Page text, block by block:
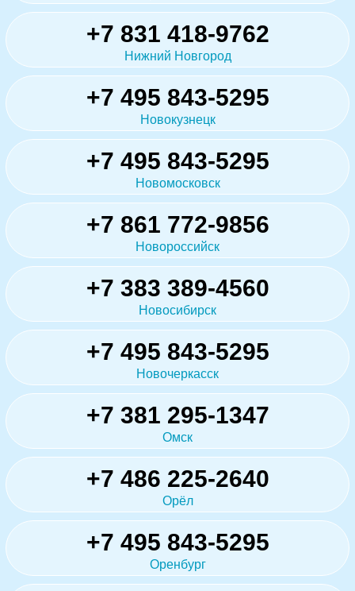
+7 831 418-9762
Нижний Новгород
+7 495 843-5295
Новокузнецк
+7 495 843-5295
Новомосковск
+7 861 772-9856
Новороссийск
+7 383 389-4560
Новосибирск
+7 495 843-5295
Новочеркасск
+7 381 295-1347
Омск
+7 486 225-2640
Орёл
+7 495 843-5295
Оренбург